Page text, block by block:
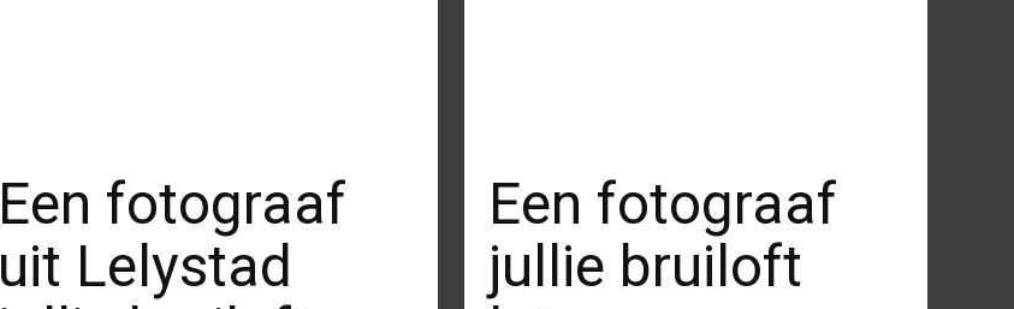
Een fotograaf
uit Lelystad
Een fotograaf
jullie bruiloft